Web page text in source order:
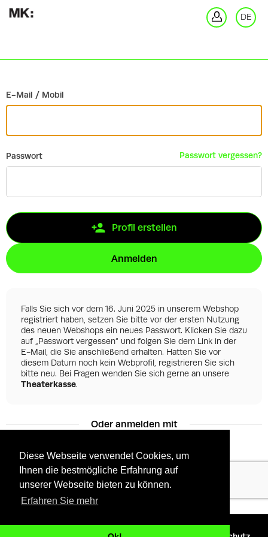
Diese Webseite verwendet Cookies, um
Ihnen die bestmögliche Erfahrung auf
unserer Webseite bieten zu können.
Erfahren Sie mehr
DE
E-Mail / Mobil
Passwort Passwort vergessen?
Profil erstellen
Anmelden
Falls Sie sich vor dem 16. Juni 2025 in unserem Webshop
registriert haben, setzen Sie bitte vor der ersten Nutzung
des neuen Webshops ein neues Passwort. Klicken Sie dazu
auf „Passwort vergessen“ und folgen Sie dem Link in der
E-Mail, die Sie anschließend erhalten. Hatten Sie vor
diesem Datum noch kein Webprofil, registrieren Sie sich
bitte neu. Bei Fragen wenden Sie sich gerne an unsere
Theaterkasse.
Oder anmelden mit
Facebook